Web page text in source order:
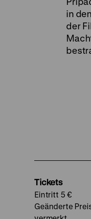
in
der
Tickets
Eintritt 5 €
Geänderte